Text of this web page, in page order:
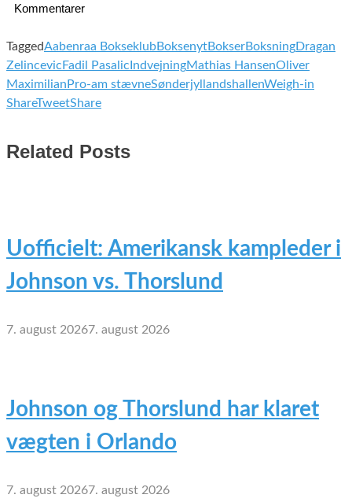
Kommentarer
TaggedAabenraa BokseklubBoksenytBokserBoksningDragan
Zelincevic Fadil Pasalic IndvejningMathias HansenOliver
Maximilian Pro-am stævneSønderjyllandshallenWeigh-in
ShareTweetShare
Related Posts
Uofficielt: Amerikansk kampleder i
Johnson vs. Thorslund
7. august 20267. august 2026
Johnson og Thorslund har klaret
vægten i Orlando
7. august 20267. august 2026